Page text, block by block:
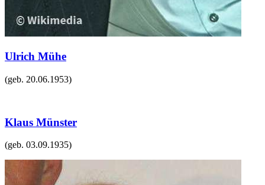
Ulrich Mühe
(geb. 20.06.1953)
Klaus Münster
(geb. 03.09.1935)